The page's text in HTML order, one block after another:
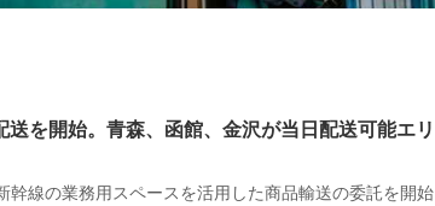
を開始。青森、函館、金沢が当日配送可能エリ
幹線の業務用スペースを活用した商品輸送の委託を開始